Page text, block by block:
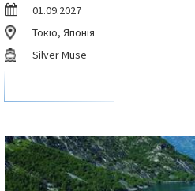
01.09.2027
Токіо, Японія
Silver Muse